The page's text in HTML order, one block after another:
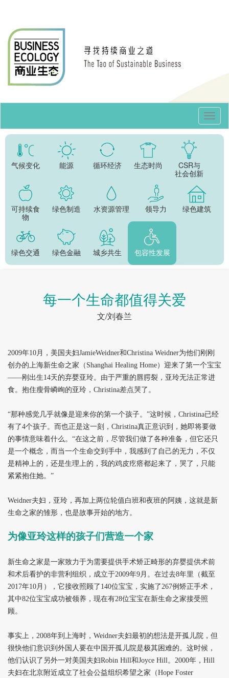
气候变化 能源 循环经济 生态时尚
CSR与
社会创新
可持续食
物
绿色制造 水资源管理 领导力 绿色建筑
绿色交通 绿色金融 城乡共生 包容性发展
每一个生命都值得关爱
文/刘春兰
2009年10月，美国夫妇JamieWeidner和Christina Weidner为他们刚刚
创办的上海新生命之家（Shanghai Healing Home）迎来了第一个宝宝
——刚出生14天的弃婴亚玲。由于严重的唇腭裂，亚玲无法正常进
食。抱住瘦骨嶙峋的亚玲，Christina差点哭了。
“那种感觉几乎就像是迎来你的第一个孩子。”这时候，Christina已经
有了4个孩子。而也正是这一刻，Christina真正意识到，她即将要做
的事情意味着什么。“在这之前，尽管我们做了各种准备，但它还只
是一个概念，而当一个生命交到手中，我感到了自己的无力，不仅
是精神上的，还是生理上的，我的鸡皮疙瘩都起来了，哭了，只能
紧紧抱住她。”
Weidner夫妇，亚玲，再加上两位轮值白班和夜班的阿姨，这就是新
生命之家的雏形，也是故事开始的地方。
为像亚玲这样的孩子们营造一个家
新生命之家是一家致力于为需要提供手术矫正畸形的弃婴提供术前
和术后看护的非营利组织，成立于2009年9月。在过去8年里（截至
2017年10月），它接收照顾了140位宝宝，实施了267例矫正手术，
其中82位宝宝成功被领养，现在有28位宝宝在新生命之家接受照
顾。
事实上，2008年到上海时，Weidner夫妇最初的想法是开孤儿院，但
很快他们意识到外国人要在中国开孤儿院是极其困难的。这时候，
他们认识了另外一对美国夫妇Robin Hill和Joyce Hill。2000年，Hill
夫妇在北京附近成立了社会公益组织希望之家（Hope Foster